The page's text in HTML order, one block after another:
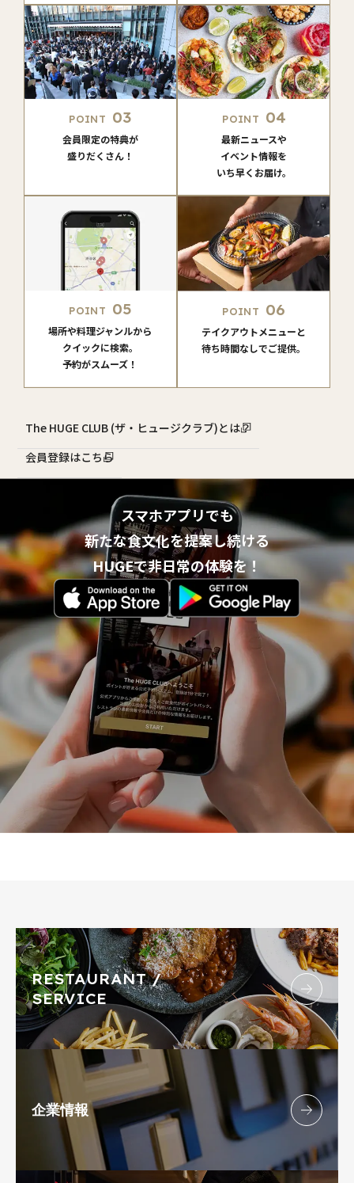
POINT 03
会員限定の特典が
盛りだくさん！
POINT 04
最新ニュースや
イベント情報を
いち早くお届け。
POINT 05
場所や料理ジャンルから
クイックに検索。
予約がスムーズ！
POINT 06
テイクアウトメニューと
待ち時間なしでご提供。
The HUGE CLUB (ザ・ヒュージクラブ)とは？
会員登録はこちら
スマホアプリでも
新たな食文化を提案し続ける
HUGEで非日常の体験を！
RESTAURANT /
SERVICE
企業情報